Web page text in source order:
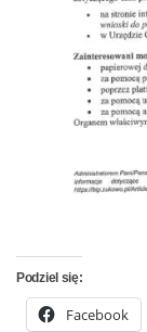
Podziel się:
Facebook